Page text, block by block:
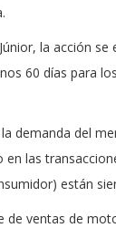
la acción
60 días para
demanda del
las
están
ventas de